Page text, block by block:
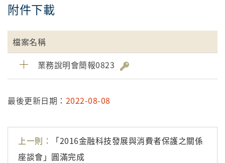
附件下載
檔案名稱
業務說明會簡報0823
最後更新日期： 2022-08-08
上一則：
「2016金融科技發展與消費者保護之關係
座談會」圓滿完成